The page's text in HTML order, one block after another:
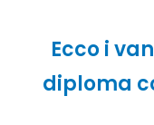
Eccoi
diploma